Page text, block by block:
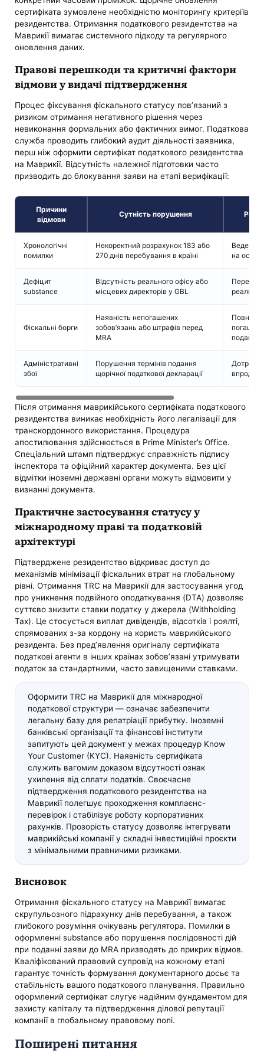
сертифіката зумовлене необхідністю моніторингу критеріїв
резидентства. Отримання податкового резидентства на
Маврикії вимагає системного підходу та регулярного
оновлення даних.
Правові перешкоди та критичні фактори
відмови у видачі підтвердження
Процес фіксування фіскального статусу пов’язаний з
ризиком отримання негативного рішення через
невиконання формальних або фактичних вимог. Податкова
служба проводить глибокий аудит діяльності заявника,
перш ніж оформити сертифікат податкового резидентства
на Маврикії. Відсутність належної підготовки часто
призводить до блокування заяви на етапі верифікації:
Причини
відмови
Сутність порушення
Хронологічні
помилки
Некоректний розрахунок 183 або
270 днів перебування в країні
Ведення
на
Дефіцит
substance
Відсутність реального офісу або
місцевих директорів у GBL
Перехід
Фіскальні борги
Наявність непогашених
зобов’язань або штрафів перед
MRA
Повна
подання
Адміністративні
збої
Порушення термінів подання
щорічної податкової декларації
Після отримання маврикійського сертифіката податкового
резидентства виникає необхідність його легалізації для
транскордонного використання. Процедура
апостилювання здійснюється в Prime Minister’s Office.
Спеціальний штамп підтверджує справжність підпису
інспектора та офіційний характер документа. Без цієї
відмітки іноземні державні органи можуть відмовити у
визнанні документа.
Практичне застосування статусу у
міжнародному праві та податковій
архітектурі
Підтверджене резидентство відкриває доступ до
механізмів мінімізації фіскальних втрат на глобальному
рівні. Отримання TRC на Маврикії для застосування угод
про уникнення подвійного оподаткування (DTA) дозволяє
суттєво знизити ставки податку у джерела (Withholding
Tax). Це стосується виплат дивідендів, відсотків і роялті,
спрямованих з-за кордону на користь маврикійського
резидента. Без пред’явлення оригіналу сертифіката
податкові агенти в інших країнах зобов’язані утримувати
податок за стандартними, часто завищеними ставками.
Оформити TRC на Маврикії для міжнародної
податкової структури — означає забезпечити
легальну базу для репатріації прибутку. Іноземні
банківські організації та фінансові інститути
запитують цей документ у межах процедур Know
Your Customer (KYC). Наявність сертифіката
служить вагомим доказом відсутності ознак
ухилення від сплати податків. Своєчасне
підтвердження податкового резидентства на
Маврикії полегшує проходження комплаєнс-
перевірок і стабілізує роботу корпоративних
рахунків. Прозорість статусу дозволяє інтегрувати
маврикійські компанії у складні інвестиційні проєкти
з мінімальними правничими ризиками.
Висновок
Отримання фіскального статусу на Маврикії вимагає
скрупульозного підрахунку днів перебування, а також
глибокого розуміння очікувань регулятора. Помилки в
оформленні substance або порушення послідовності дій
при поданні заяви до MRA призводять до прикрих відмов.
Кваліфікований правовий супровід на кожному етапі
гарантує точність формування документарного досьє та
стабільність вашого податкового планування. Правильно
оформлений сертифікат слугує надійним фундаментом для
захисту капіталу та підтвердження ділової репутації
компанії в глобальному правовому полі.
Поширені питання